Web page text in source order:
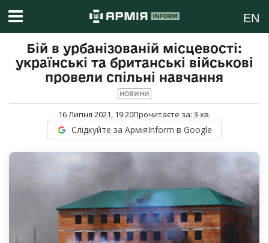
EN
Бій в урбанізованій місцевості:
українські та британські військові
провели спільні навчання
НОВИНИ
16 Липня 2021, 19:20Прочитаєте за: 3 хв.
Слідкуйте за АрміяInform в Google